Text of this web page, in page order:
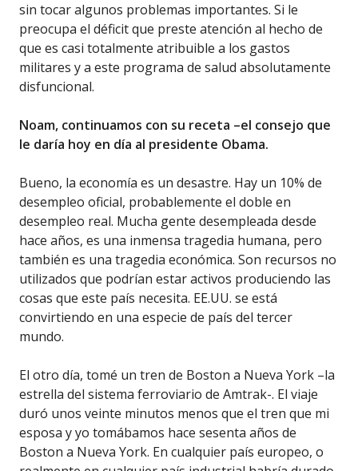
sin tocar algunos problemas importantes. Si le
preocupa el déficit que preste atención al hecho de
que es casi totalmente atribuible a los gastos
militares y a este programa de salud absolutamente
disfuncional.
Noam, continuamos con su receta –el consejo que
le daría hoy en día al presidente Obama.
Bueno, la economía es un desastre. Hay un 10% de
desempleo oficial, probablemente el doble en
desempleo real. Mucha gente desempleada desde
hace años, es una inmensa tragedia humana, pero
también es una tragedia económica. Son recursos no
utilizados que podrían estar activos produciendo las
cosas que este país necesita. EE.UU. se está
convirtiendo en una especie de país del tercer
mundo.
El otro día, tomé un tren de Boston a Nueva York –la
estrella del sistema ferroviario de Amtrak-. El viaje
duró unos veinte minutos menos que el tren que mi
esposa y yo tomábamos hace sesenta años de
Boston a Nueva York. En cualquier país europeo, o